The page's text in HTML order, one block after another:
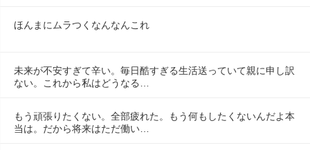
ほんまにムラつくなんなんこれ
未来が不安すぎて辛い。毎日酷すぎる生活送っていて親に申し訳
ない。これから私はどうなる…
もう頑張りたくない。全部疲れた。もう何もしたくないんだよ本
当は。だから将来はただ働い…